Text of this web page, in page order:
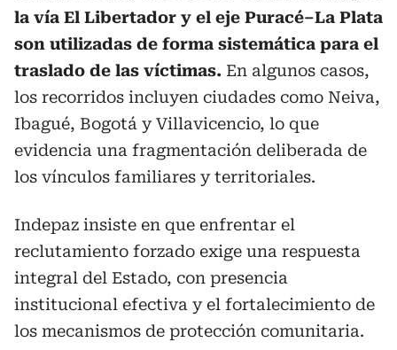
la vía El Libertador y el eje Puracé–La Plata
son utilizadas de forma sistemática para el
traslado de las víctimas. En algunos casos,
los recorridos incluyen ciudades como Neiva,
Ibagué, Bogotá y Villavicencio, lo que
evidencia una fragmentación deliberada de
los vínculos familiares y territoriales.
Indepaz insiste en que enfrentar el
reclutamiento forzado exige una respuesta
integral del Estado, con presencia
institucional efectiva y el fortalecimiento de
los mecanismos de protección comunitaria.